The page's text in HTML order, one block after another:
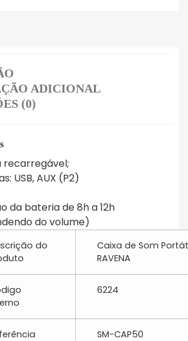
ADICIONAL
(0)
recarregável;
USB, AUX (P2)
da bateria de 8h a 12h
do volume)
do
Caixa de Som
RAVENA
6224
SM-CAP50